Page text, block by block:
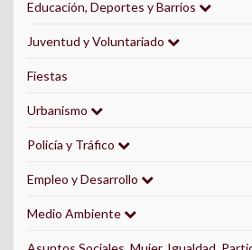
Educación, Deportes y Barrios
Juventud y Voluntariado
Fiestas
Urbanismo
Policía y Tráfico
Empleo y Desarrollo
Medio Ambiente